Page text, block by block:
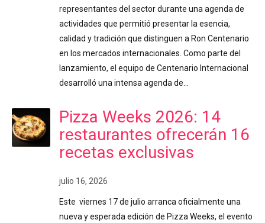
representantes del sector durante una agenda de
actividades que permitió presentar la esencia,
calidad y tradición que distinguen a Ron Centenario
en los mercados internacionales. Como parte del
lanzamiento, el equipo de Centenario Internacional
desarrolló una intensa agenda de…
Pizza Weeks 2026: 14
restaurantes ofrecerán 16
recetas exclusivas
julio 16, 2026
Este viernes 17 de julio arranca oficialmente una
nueva y esperada edición de Pizza Weeks, el evento